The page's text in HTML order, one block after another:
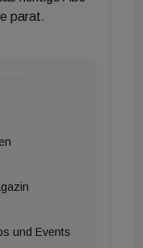
ältere
Viele
über
der Markt
parat.
und Events